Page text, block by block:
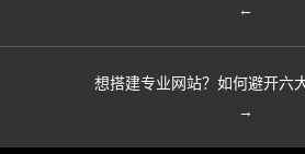
←
想搭建专业网站？如何避开六大
→